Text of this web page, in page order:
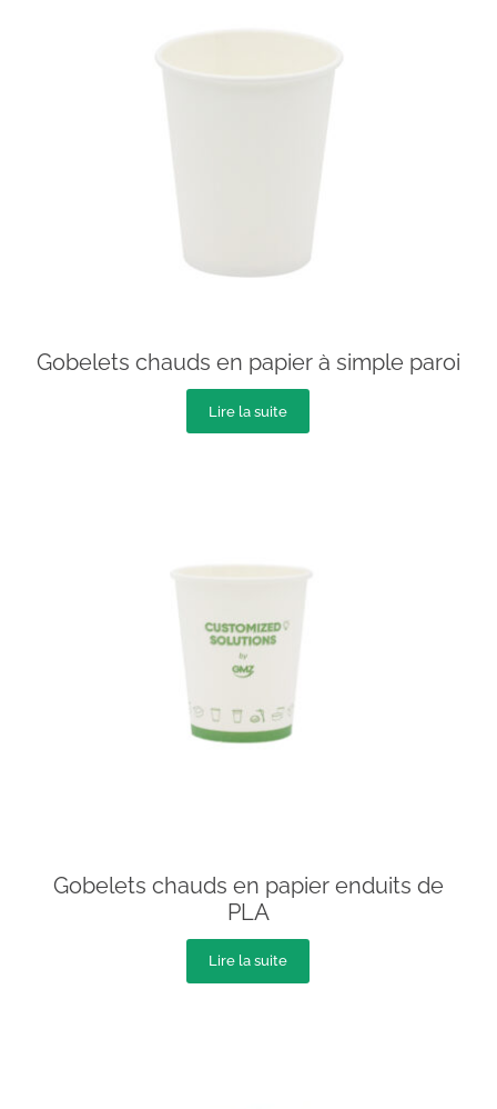
Gobelets chauds en papier à simple paroi
Lire la suite
Gobelets chauds en papier enduits de
PLA
Lire la suite